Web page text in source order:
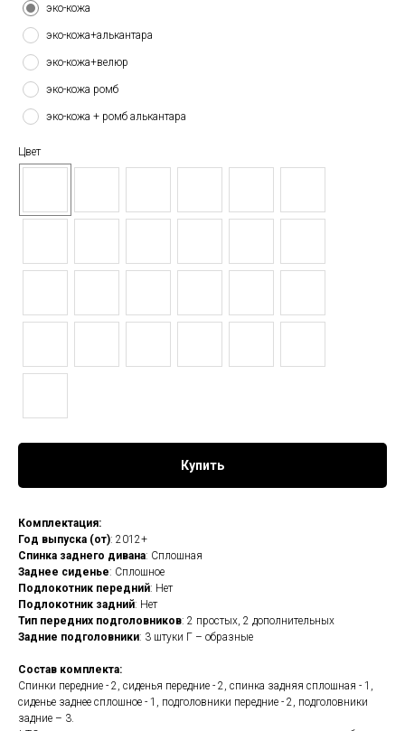
эко-кожа
эко-кожа+алькантара
эко-кожа+велюр
эко-кожа ромб
эко-кожа + ромб алькантара
Цвет
Купить
Комплектация:
Год выпуска (от): 2012+
Спинка заднего дивана: Сплошная
Заднее сиденье: Сплошное
Подлокотник передний: Нет
Подлокотник задний: Нет
Тип передних подголовников: 2 простых, 2 дополнительных
Задние подголовники: 3 штуки Г – образные
Состав комплекта:
Спинки передние - 2, сиденья передние - 2, спинка задняя сплошная - 1,
сиденье заднее сплошное - 1, подголовники передние - 2, подголовники
задние – 3.